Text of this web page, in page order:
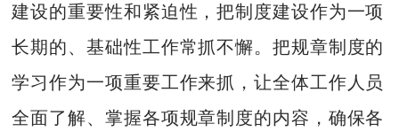
建设的重要性和紧迫性，把制度建设作为一项
长期的、基础性工作常抓不懈。把规章制度的
学习作为一项重要工作来抓，让全体工作人员
全面了解、掌握各项规章制度的内容，确保各